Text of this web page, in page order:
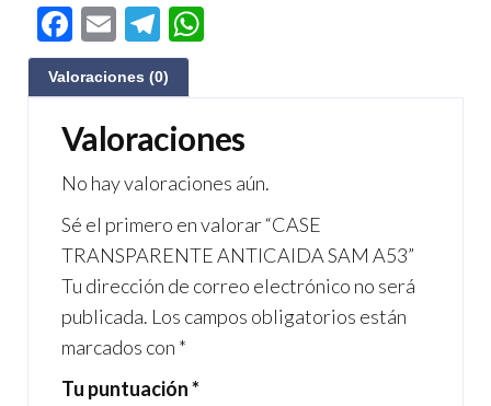
F
ac
e
b
o
o
k
E
m
ail
Te
le
gr
a
m
s
A
p
p
Valoraciones (0)
Valoraciones
No hay valoraciones aún.
Sé el primero en valorar “CASE
TRANSPARENTE ANTICAIDA SAM A53”
Tu dirección de correo electrónico no será
publicada. Los campos obligatorios están
marcados con *
Tu puntuación*